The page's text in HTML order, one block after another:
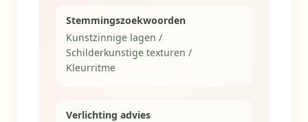
Stemmingszoekwoorden
Kunstzinnige lagen /
Schilderkunstige texturen /
Kleurritme
Verlichting advies